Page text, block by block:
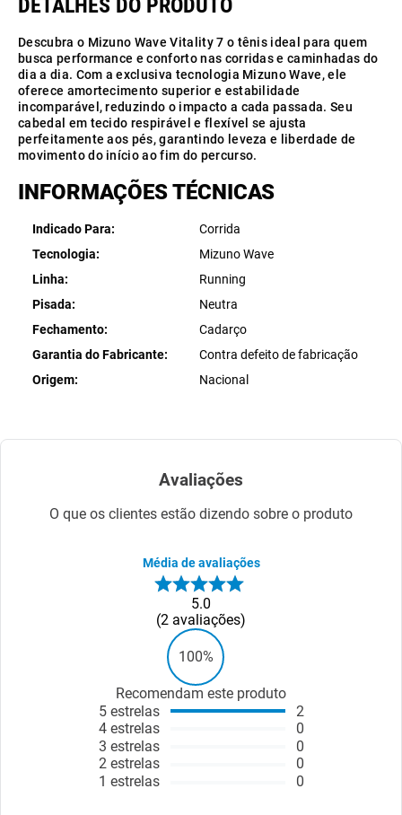
Descubra o Mizuno Wave Vitality 7 o tênis ideal para quem
busca performance e conforto nas corridas e caminhadas do
dia a dia. Com a exclusiva tecnologia Mizuno Wave, ele
oferece amortecimento superior e estabilidade
incomparável, reduzindo o impacto a cada passada. Seu
cabedal em tecido respirável e flexível se ajusta
perfeitamente aos pés, garantindo leveza e liberdade de
movimento do início ao fim do percurso.
INFORMAÇÕES TÉCNICAS
Indicado Para
Corrida
Tecnologia
Mizuno Wave
Linha
Running
Pisada
Neutra
Fechamento
Cadarço
Garantia do Fabricante
Contra defeito de fabricação
Origem
Nacional
Avaliações
O que os clientes estão dizendo sobre o produto
Média de avaliações
5.0
2 avaliações
100%
Recomendam este produto
5 estrelas
4 estrelas
3 estrelas
2 estrelas
1 estrelas
2
0
0
0
0